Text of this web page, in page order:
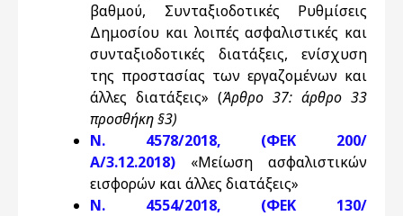
βαθμού, Συνταξιοδοτικές Ρυθμίσεις
Δημοσίου και λοιπές ασφαλιστικές και
συνταξιοδοτικές διατάξεις, ενίσχυση
της προστασίας των εργαζομένων και
άλλες διατάξεις» (Άρθρο 37: άρθρο 33
προσθήκη §3)
N. 4578/2018, (ΦΕΚ 200/
Α/3.12.2018) «Μείωση ασφαλιστικών
εισφορών και άλλες διατάξεις»
N. 4554/2018, (ΦΕΚ 130/